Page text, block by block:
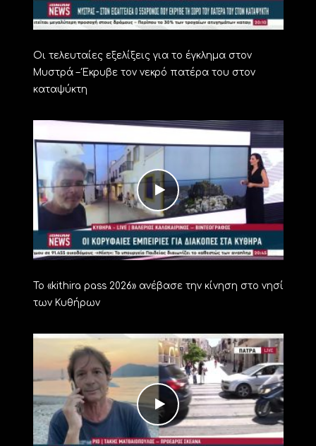
Οι τελευταίες εξελίξεις για το έγκλημα στον
Μυστρά – Έκρυβε τον νεκρό πατέρα του στον
καταψύκτη
Το «kithira pass 2026» ανέβασε την κίνηση στο νησί
των Κυθήρων